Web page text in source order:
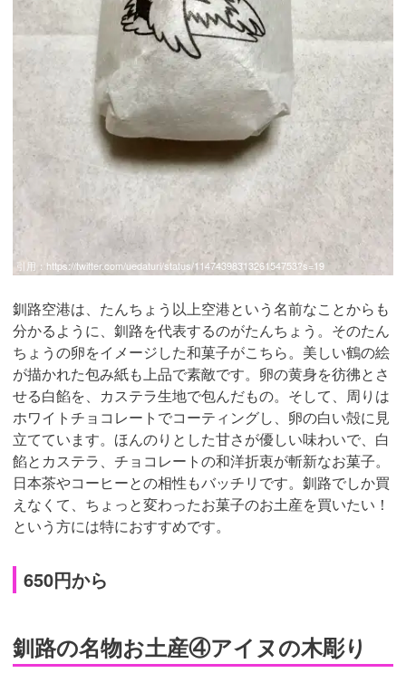
引用： https://twitter.com/uedaturi/status/1147439831326154753?s=19
釧路空港は、たんちょう以上空港という名前なことからも
分かるように、釧路を代表するのがたんちょう。そのたん
ちょうの卵をイメージした和菓子がこちら。美しい鶴の絵
が描かれた包み紙も上品で素敵です。卵の黄身を彷彿とさ
せる白餡を、カステラ生地で包んだもの。そして、周りは
ホワイトチョコレートでコーティングし、卵の白い殻に見
立てています。ほんのりとした甘さが優しい味わいで、白
餡とカステラ、チョコレートの和洋折衷が斬新なお菓子。
日本茶やコーヒーとの相性もバッチリです。釧路でしか買
えなくて、ちょっと変わったお菓子のお土産を買いたい！
という方には特におすすめです。
650円から
釧路の名物お土産④アイヌの木彫り